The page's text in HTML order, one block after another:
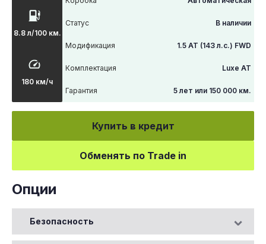
8.8 л/100 км.
180 км/ч
Статус В наличии
Модификация 1.5 AT (143 л.с.) FWD
Комплектация Luxe АТ
Гарантия 5 лет или 150 000 км.
Купить в кредит
Обменять по Trade in
Опции
Безопасность